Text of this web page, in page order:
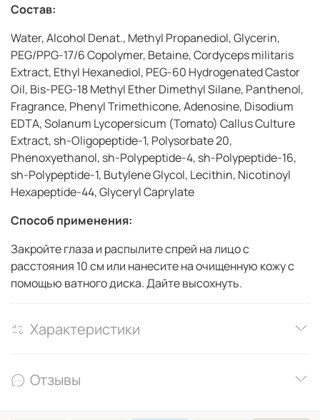
Состав:
Water, Alcohol Denat., Methyl Propanediol, Glycerin,
PEG/PPG-17/6 Copolymer, Betaine, Cordyceps militaris
Extract, Ethyl Hexanediol, PEG-60 Hydrogenated Castor
Oil, Bis-PEG-18 Methyl Ether Dimethyl Silane, Panthenol,
Fragrance, Phenyl Trimethicone, Adenosine, Disodium
EDTA, Solanum Lycopersicum (Tomato) Callus Culture
Extract, sh-Oligopeptide-1, Polysorbate 20,
Phenoxyethanol, sh-Polypeptide-4, sh-Polypeptide-16,
sh-Polypeptide-1, Butylene Glycol, Lecithin, Nicotinoyl
Hexapeptide-44, Glyceryl Caprylate
Способ применения:
Закройте глаза и распылите спрей на лицо c
расстояния 10 см или нанесите на очищенную кожу с
помощью ватного диска. Дайте высохнуть.
Характеристики
Отзывы